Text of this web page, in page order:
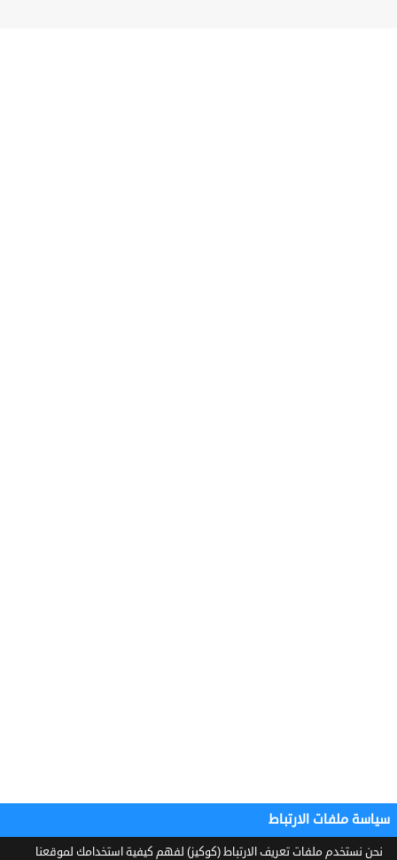
سياسة ملفات الارتباط
نحن نستخدم ملفات تعريف الارتباط (كوكيز) لفهم كيفية استخدامك لموقعنا